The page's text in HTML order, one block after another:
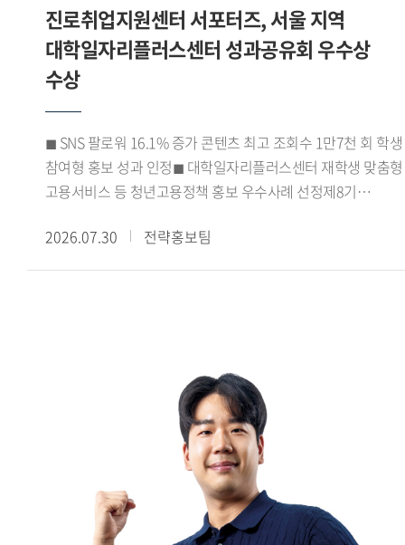
구체적인 실행안을 구성했다.광미사팀은 강민서(팀장 GBT 22),
이정민(독일어통번역 23), 유승원(철학 24), 윤혜령
(이탈리아어통번역 21) 학생으로 구성됐다. 서로 다른 전공의
학생들은 아이디어 도출과 시장 데이터 분석, 캠페인 전략 수립,
기획안 제작에 이르는 전 과정을 함께 수행했다.
코삭챌린저상은 각 지역 예선 출품작 가운데 상위 15% 이내의
우수작에 수여되는 상이다. 이번 수상은 광미사팀의 기획력과
캠페인의 실현 가능성을 인정받은 결과로, 교과목에서 진행한
수업과 실무를 연계한 교육의 성과를 보여주는 사례로
진로취업지원센터 서포터즈, 서울 지역
대학일자리플러스센터 성과공유회 우수상
수상
◼ SNS 팔로워 16.1% 증가 콘텐츠 최고 조회수 1만7천 회 학생
참여형 홍보 성과 인정◼ 대학일자리플러스센터 재학생 맞춤형
고용서비스 등 청년고용정책 홍보 우수사례 선정제8기
대학일자리플러스센터 성과공유회에서 우수상을 수상하며
학생 참여형 진로 취업 홍보 활동의 우수성을 인정받았다.우리
대학일자리플러스센터(거점형) 사업을 비롯해 고용노동부의
재학생 맞춤형 고용서비스와 졸업생 특화프로그램 등을
학생들에게 알리고 참여를 확대하기 위한 다양한 홍보 활동을
펼쳤다.특히 카드뉴스와 숏폼 영상 등 학생들의 이용 방식에
맞춘 디지털 콘텐츠를 제작 운영하며 SNS 팔로워를 16.1%
늘렸고, 콘텐츠 최고 조회수 1만7천 회를 기록하는 등 높은 홍
성과를 거뒀다.이 같은 성과를 바탕으로 제8기
2026.07.30 전략홍보팀